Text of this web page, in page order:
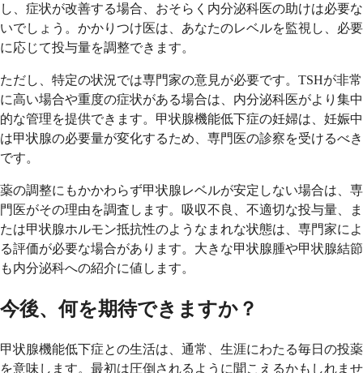
し、症状が改善する場合、おそらく内分泌科医の助けは必要な
いでしょう。かかりつけ医は、あなたのレベルを監視し、必要
に応じて投与量を調整できます。
ただし、特定の状況では専門家の意見が必要です。TSHが非常
に高い場合や重度の症状がある場合は、内分泌科医がより集中
的な管理を提供できます。甲状腺機能低下症の妊婦は、妊娠中
は甲状腺の必要量が変化するため、専門医の診察を受けるべき
です。
薬の調整にもかかわらず甲状腺レベルが安定しない場合は、専
門医がその理由を調査します。吸収不良、不適切な投与量、ま
たは甲状腺ホルモン抵抗性のようなまれな状態は、専門家によ
る評価が必要な場合があります。大きな甲状腺腫や甲状腺結節
も内分泌科への紹介に値します。
今後、何を期待できますか？
甲状腺機能低下症との生活は、通常、生涯にわたる毎日の投薬
を意味します。最初は圧倒されるように聞こえるかもしれませ